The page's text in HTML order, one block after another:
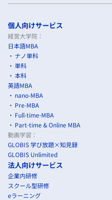
個人向けサービス
経営大学院：
日本語MBA
ナノ単科
単科
本科
英語MBA
nano-MBA
Pre-MBA
Full-time-MBA
Part-time & Online MBA
動画学習：
GLOBIS 学び放題×知見録
GLOBIS Unlimited
法人向けサービス
企業内研修
スクール型研修
eラーニング